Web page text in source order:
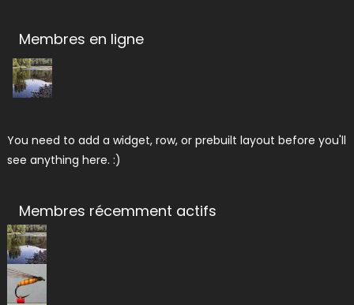
Membres en ligne
You need to add a widget, row, or prebuilt layout before you'll
see anything here. :)
Membres récemment actifs